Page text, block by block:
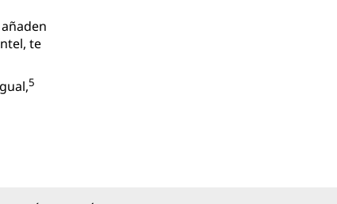
te
5